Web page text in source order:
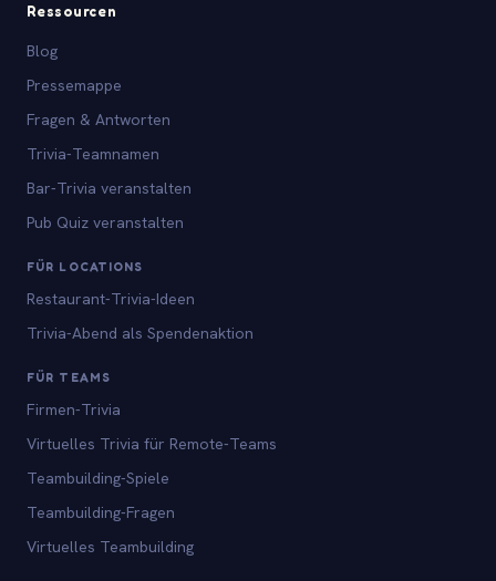
Ressourcen
Blog
Pressemappe
Fragen & Antworten
Trivia-Teamnamen
Bar-Trivia veranstalten
Pub Quiz veranstalten
FÜR LOCATIONS
Restaurant-Trivia-Ideen
Trivia-Abend als Spendenaktion
FÜR TEAMS
Firmen-Trivia
Virtuelles Trivia für Remote-Teams
Teambuilding-Spiele
Teambuilding-Fragen
Virtuelles Teambuilding